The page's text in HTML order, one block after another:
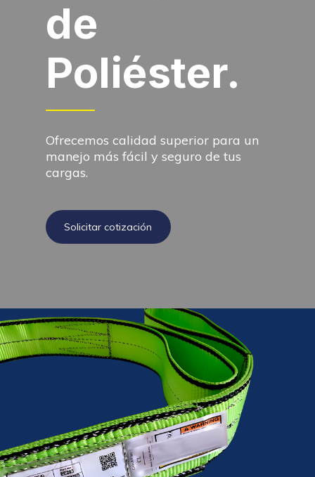
de
Poliéster.
Ofrecemos calidad superior para un
manejo más fácil y seguro de tus
cargas.
Solicitar cotización